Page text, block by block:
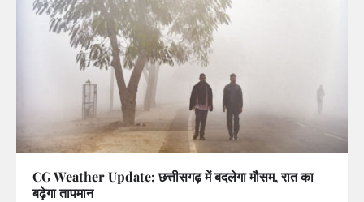
CG Weather Update: छत्तीसगढ़ में बदलेगा मौसम, रात का
बढ़ेगा तापमान